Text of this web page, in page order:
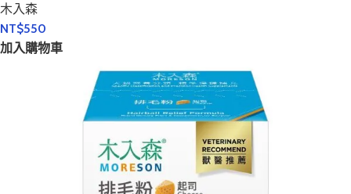
木入森
NT$550
加入購物車